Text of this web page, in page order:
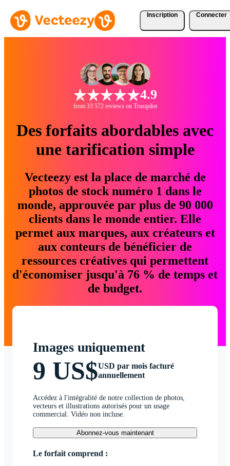
Inscription Connecter
4.9
from 33 572 reviews on Trustpilot
Des forfaits abordables avec
une tarification simple
Vecteezy est la place de marché de
photos de stock numéro 1 dans le
monde, approuvée par plus de 90 000
clients dans le monde entier. Elle
permet aux marques, aux créateurs et
aux conteurs de bénéficier de
ressources créatives qui permettent
d'économiser jusqu'à 76 % de temps et
de budget.
Images uniquement
9 US$USD par mois facturé
annuellement
Accédez à l'intégralité de notre collection de photos,
vecteurs et illustrations autorisés pour un usage
commercial. Vidéo non incluse.
Abonnez-vous maintenant
Le forfait comprend :